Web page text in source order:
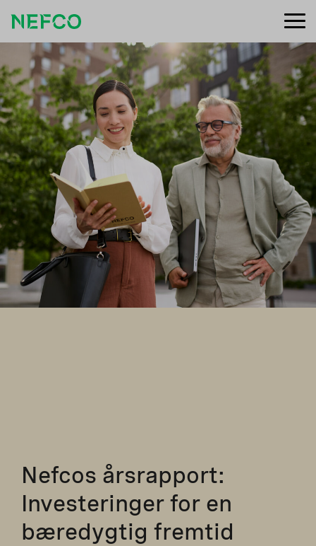
Nefcos årsrapport:
Investeringer for en
bæredygtig fremtid